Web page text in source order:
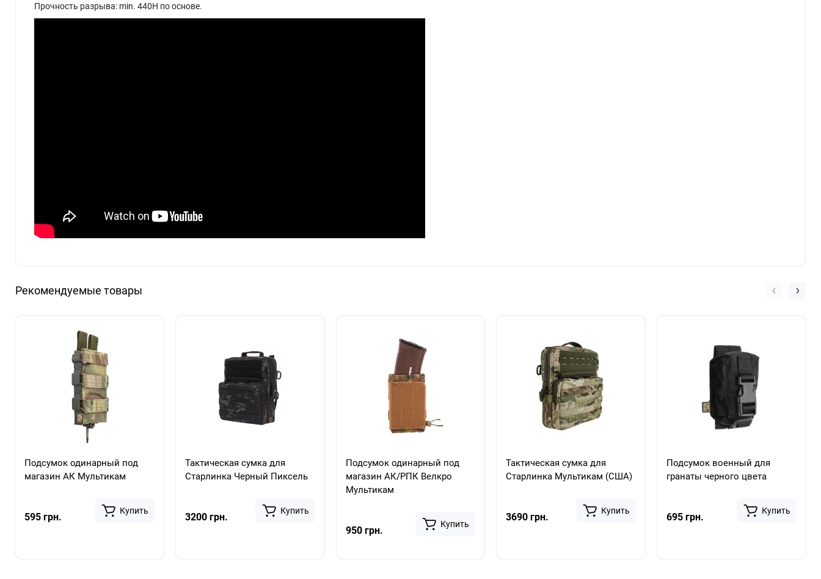
Прочность разрыва: min. 440H по основе.
Рекомендуемые товары
Подсумок одинарный под
магазин АК Мультикам
595 грн.
Купить
Тактическая сумка для
Старлинка Черный Пиксель
3200 грн.
Купить
Подсумок одинарный под
магазин АК/РПК Велкро
Мультикам
950 грн.
Купить
Тактическая сумка для
Старлинка Мультикам (США)
3690 грн.
Купить
Подсумок военный для
гранаты черного цвета
695 грн.
Купить